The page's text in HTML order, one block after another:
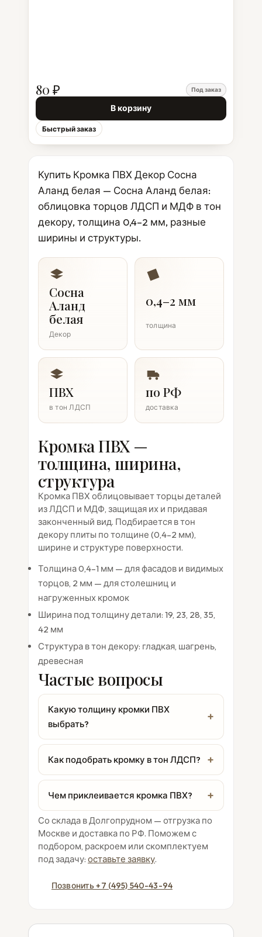
80 ₽ Под заказ
В корзину
Быстрый заказ
Купить Кромка ПВХ Декор Сосна
Аланд белая — Сосна Аланд белая:
облицовка торцов ЛДСП и МДФ в тон
декору, толщина 0,4–2 мм, разные
ширины и структуры.
Сосна
Аланд
белая
Декор
0,4–2 мм
толщина
ПВХ
в тон ЛДСП
по РФ
доставка
Кромка ПВХ —
толщина, ширина,
структура
Кромка ПВХ облицовывает торцы деталей
из ЛДСП и МДФ, защищая их и придавая
законченный вид. Подбирается в тон
декору плиты по толщине (0,4–2 мм),
ширине и структуре поверхности.
Толщина 0,4–1 мм — для фасадов и видимых
торцов, 2 мм — для столешниц и
нагруженных кромок
Ширина под толщину детали: 19, 23, 28, 35,
42 мм
Структура в тон декору: гладкая, шагрень,
древесная
Частые вопросы
Какую толщину кромки ПВХ
выбрать?
Как подобрать кромку в тон ЛДСП?
Чем приклеивается кромка ПВХ?
Со склада в Долгопрудном — отгрузка по
Москве и доставка по РФ. Поможем с
подбором, раскроем или скомплектуем
под задачу: оставьте заявку.
Позвонить +7 (495) 540-43-94